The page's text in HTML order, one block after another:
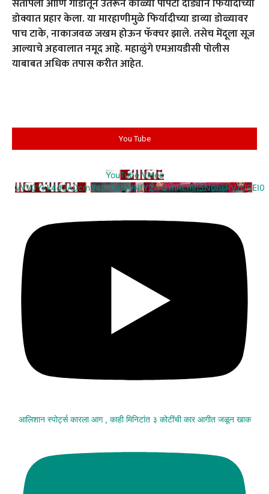
संतापला आणि गाडीतून उतरून काळ्या पोपटी दांड्याने फिर्यादीच्या
डोक्यात प्रहार केला. या मारहाणीमुळे फिर्यादीच्या डाव्या डोळ्यावर
पाच टाके, नाकाजवळ जखम होऊन फॅक्चर झाले. तसेच मेंदूला सूज
आल्याचे अहवालात नमूद आहे. महाळुंगे एमआयडीसी पोलीस
याबाबत अधिक तपास करीत आहेत.
You Tube
YouTube Video
VVV0Ykk4d3A0cm94U1VaQUNfY2xrQ1hRLmh5N0hsRVJNREI0
आलिशान स्पोर्ट्स कारला आग , काही मिनिटांत ३ कोटींची कार आगीत जळून खाक